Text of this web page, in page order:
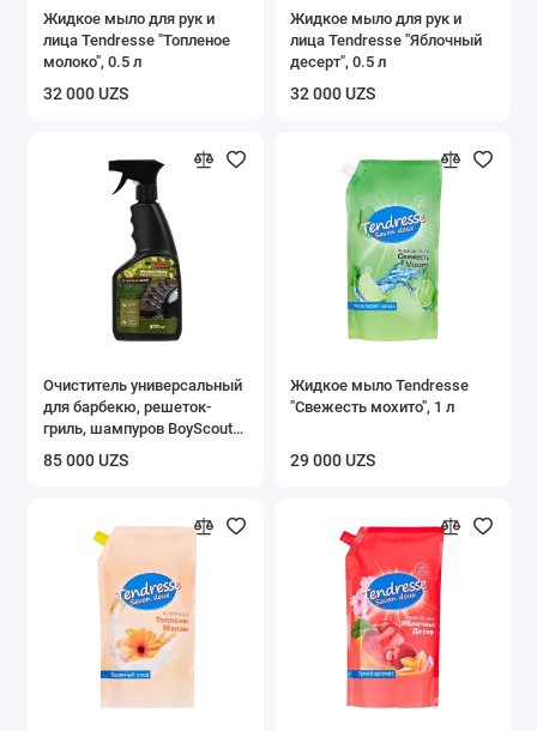
Жидкое мыло для рук и
лица Tendresse "Топленое
молоко", 0.5 л
32 000 UZS
Жидкое мыло для рук и
лица Tendresse "Яблочный
десерт", 0.5 л
32 000 UZS
Очиститель универсальный
для барбекю, решеток-
гриль, шампуров BoyScout
85 000 UZS
Жидкое мыло Tendresse
"Свежесть мохито", 1 л
29 000 UZS